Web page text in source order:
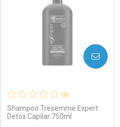
Laboratório
Por Menos
(0)
Shampoo Tresemme Expert
Detox Capilar 750ml
AVISE-ME